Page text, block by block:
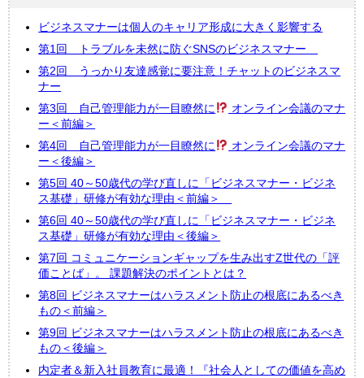
ビジネスマナーは個人のキャリア形成に大きく影響する
第1回 トラブルを未然に防ぐSNSのビジネスマナー
第2回 うっかり友達感覚に要注意！チャットのビジネスマ
ナー
第3回 自己管理能力が一目瞭然に
オンライン会議のマナ
ー＜前編＞
第4回 自己管理能力が一目瞭然に
オンライン会議のマナ
ー＜後編＞
第5回 40～50歳代の学び直しに「ビジネスマナー・ビジネ
ス基礎」研修が有効な理由＜前編＞
第6回 40～50歳代の学び直しに「ビジネスマナー・ビジネ
ス基礎」研修が有効な理由＜後編＞
第7回 コミュニケーションギャップを生み出すZ世代の「評
価ことば」。 課題解決のポイントとは？
第8回 ビジネスマナーはハラスメント防止の根底にあるべき
もの＜前編＞
第9回 ビジネスマナーはハラスメント防止の根底にあるべき
もの＜後編＞
内定者＆新入社員教育に最適！『社会人としての価値を高め